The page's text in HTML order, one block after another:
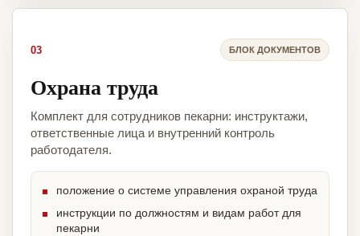
03 БЛОК ДОКУМЕНТОВ
Охрана труда
Комплект для сотрудников пекарни: инструктажи,
ответственные лица и внутренний контроль
работодателя.
положение о системе управления охраной труда
инструкции по должностям и видам работ для
пекарни